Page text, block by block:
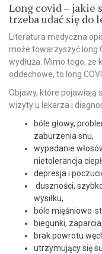
Long covid – jakie
trzeba udać się do
Literatura medyczna
może towarzyszyć long
wydłuża. Mimo tego, że
oddechowe, to long
Objawy, które pojawiają
wizyty u lekarza i
bóle głowy,
zaburzenia snu,
wypadanie
nietolerancja
depresja i
duszności,
wysiłku,
bóle mięśniowo-
biegunki,
brak powrotu
utrzymujący się